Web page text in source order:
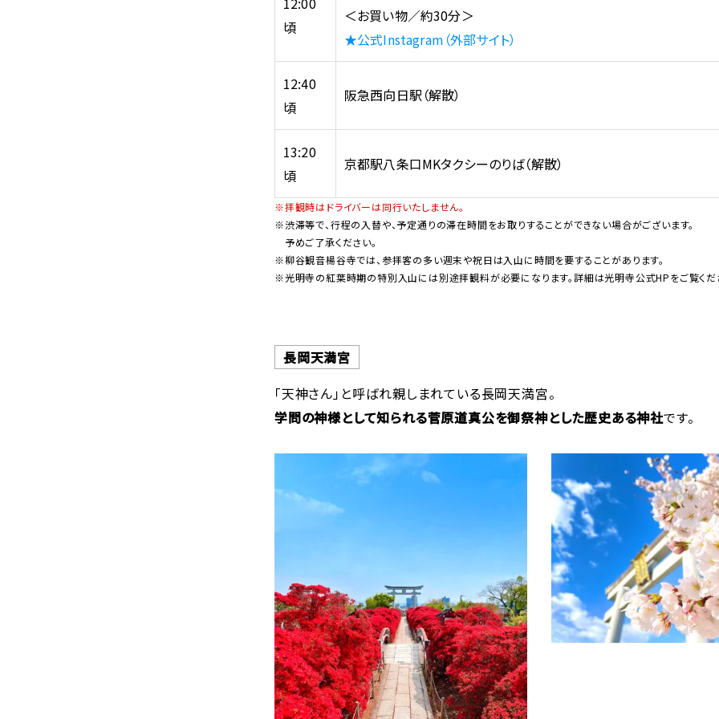
頃
＜お買い物／約30分＞
★公式Instagram （外部サイト）
12:40
頃
阪急西向日駅（解散）
13:20
頃
京都駅八条口MKタクシーのりば（解散）
※拝観時はドライバーは同行いたしません。
※渋滞等で、行程の入替や、予定通りの滞在時間をお取りすることができない場合がございます。
予めご了承ください。
※柳谷観音楊谷寺では、参拝客の多い週末や祝日は入山に時間を要することがあります。
※光明寺の紅葉時期の特別入山には別途拝観料が必要になります。詳細は光明寺公式HPをご覧くだ
長岡天満宮
「天神さん」と呼ばれ親しまれている長岡天満宮。
学問の神様として知られる菅原道真公を御祭神とした歴史ある神社です。